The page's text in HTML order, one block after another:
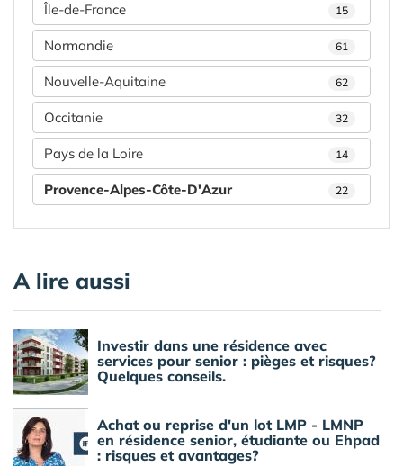
Île-de-France 15
Normandie 61
Nouvelle-Aquitaine 62
Occitanie 32
Pays de la Loire 14
Provence-Alpes-Côte-D'Azur 22
A lire aussi
Investir dans une résidence avec
services pour senior : pièges et risques?
Quelques conseils.
Achat ou reprise d'un lot LMP - LMNP
en résidence senior, étudiante ou Ehpad
: risques et avantages?